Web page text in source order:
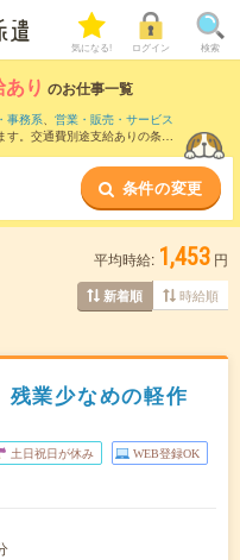
気になる! ログイン 検索
り のお仕事一覧
事務系、 営業・販売・サービス
す。交通費別途支給ありの条件
条件の変更
平均時給: 1,453 円
新着順 時給順
残業少なめの軽作
土日祝日が休み WEB登録OK